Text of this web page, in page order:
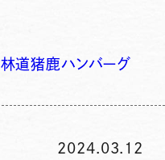
林道猪鹿ハンバーグ
2024.03.12